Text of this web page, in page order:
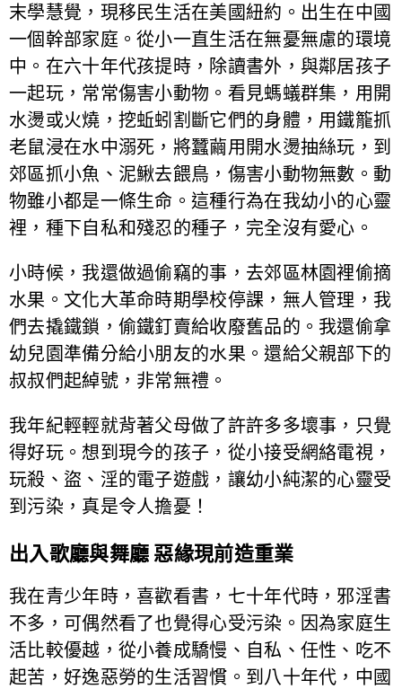
末學慧覺，現移民生活在美國紐約。出生在中國
一個幹部家庭。從小一直生活在無憂無慮的環境
中。在六十年代孩提時，除讀書外，與鄰居孩子
一起玩，常常傷害小動物。看見螞蟻群集，用開
水燙或火燒，挖蚯蚓割斷它們的身體，用鐵籠抓
老鼠浸在水中溺死，將蠶繭用開水燙抽絲玩，到
郊區抓小魚、泥鰍去餵鳥，傷害小動物無數。動
物雖小都是一條生命。這種行為在我幼小的心靈
裡，種下自私和殘忍的種子，完全沒有愛心。
小時候，我還做過偷竊的事，去郊區林園裡偷摘
水果。文化大革命時期學校停課，無人管理，我
們去撬鐵鎖，偷鐵釘賣給收廢舊品的。我還偷拿
幼兒園準備分給小朋友的水果。還給父親部下的
叔叔們起綽號，非常無禮。
我年紀輕輕就背著父母做了許許多多壞事，只覺
得好玩。想到現今的孩子，從小接受網絡電視，
玩殺、盜、淫的電子遊戲，讓幼小純潔的心靈受
到污染，真是令人擔憂！
出入歌廳與舞廳 惡緣現前造重業
我在青少年時，喜歡看書，七十年代時，邪淫書
不多，可偶然看了也覺得心受污染。因為家庭生
活比較優越，從小養成驕慢、自私、任性、吃不
起苦，好逸惡勞的生活習慣。到八十年代，中國